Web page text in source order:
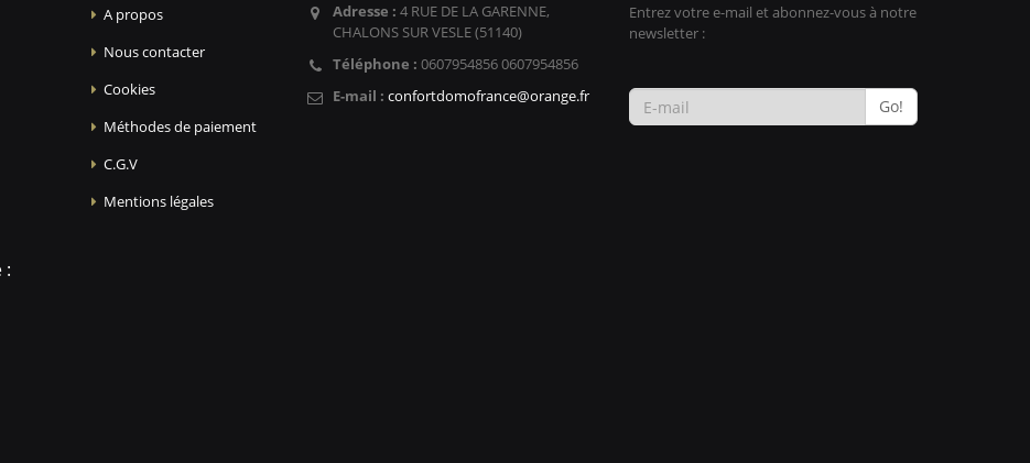
A propos
Nous contacter
Cookies
Méthodes de paiement
C.G.V
Mentions légales
Adresse : 4 RUE DE LA GARENNE,
CHALONS SUR VESLE (51140)
Téléphone : 0607954856 0607954856
E-mail : confortdomofrance@orange.fr
Entrez votre e-mail et abonnez-vous à notre
newsletter :
Go!
: